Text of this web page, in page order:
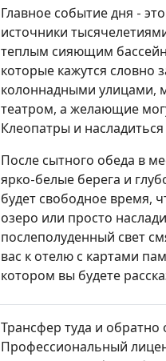
Главное событие дня -
источники
теплым сияющим
которые кажутся словно
колоннадными улицами,
театром, а желающие
Клеопатры и
После сытного обеда в
ярко-белые берега и
будет свободное время,
озеро или просто
послеполуденный свет
вас к отелю с картами
котором вы будете
Трансфер туда и обратно
Профессиональный